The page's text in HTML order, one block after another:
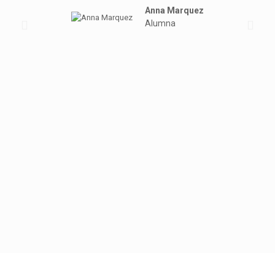
Anna Marquez
Alumna